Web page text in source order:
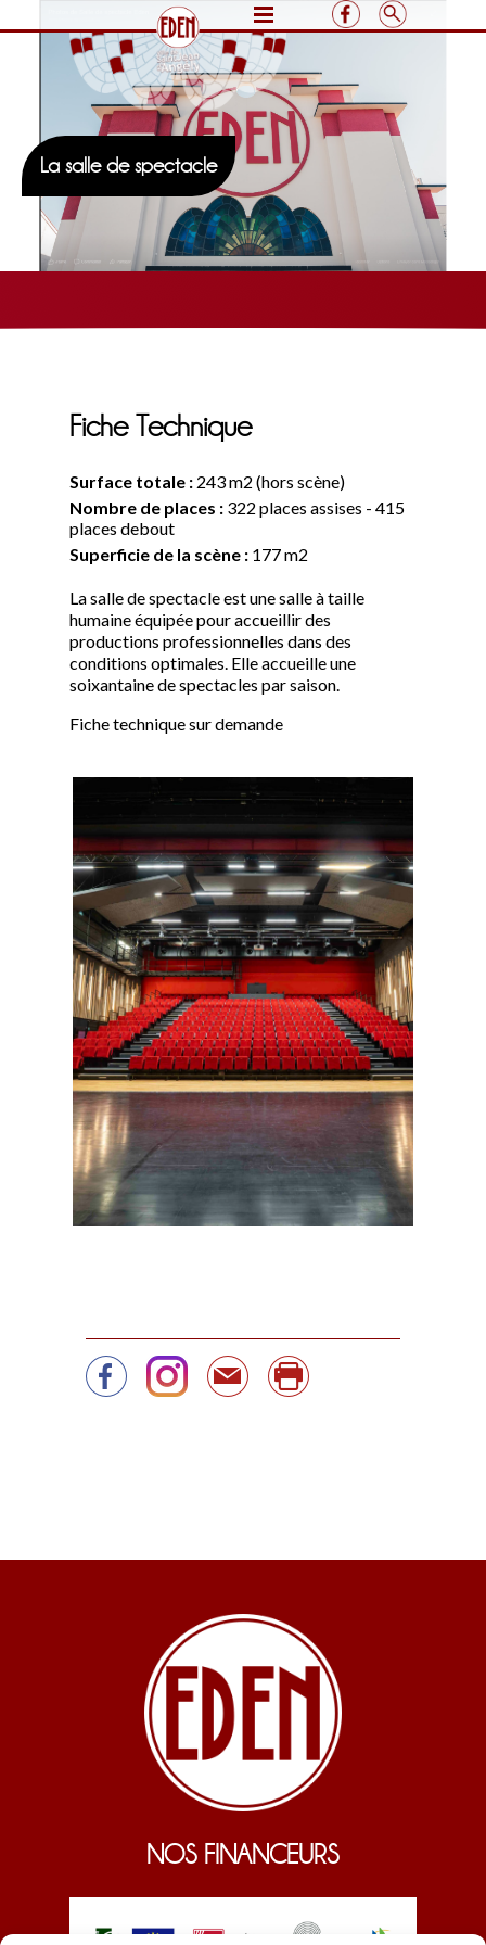
La salle de spectacle
Fiche Technique
Surface totale : 243 m2 (hors scène)
Nombre de places : 322 places assises - 415
places debout
Superficie de la scène : 177 m2
La salle de spectacle est une salle à taille
humaine équipée pour accueillir des
productions professionnelles dans des
conditions optimales. Elle accueille une
soixantaine de spectacles par saison.
Fiche technique sur demande
NOS FINANCEURS